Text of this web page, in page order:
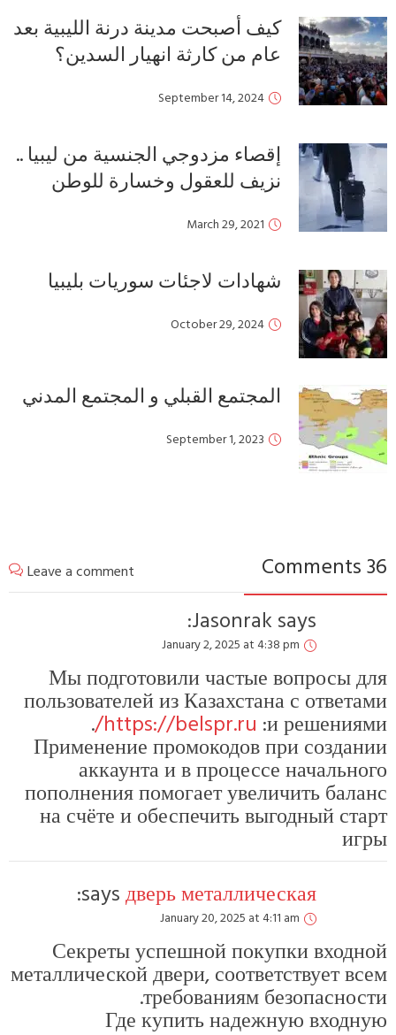
كيف أصبحت مدينة درنة الليبية بعد
عام من كارثة انهيار السدين؟
September 14, 2024
إقصاء مزدوجي الجنسية من ليبيا ..
نزيف للعقول وخسارة للوطن
March 29, 2021
شهادات لاجئات سوريات بليبيا
October 29, 2024
المجتمع القبلي و المجتمع المدني
September 1, 2023
Leave a comment
Jasonrak
January 2, 2025 at 4:38 pm
Мы подготовили частые
пользователей из Казахстана с
и
https://belspr.ru/
.
Применение промокодов при
аккаунта и в процессе
пополнения помогает
на счёте и обеспечить
дверь металлическая
says:
January 20, 2025 at 4:11 am
Секреты успешной покупки
металлической двери,
требованиям
Где купить надежную